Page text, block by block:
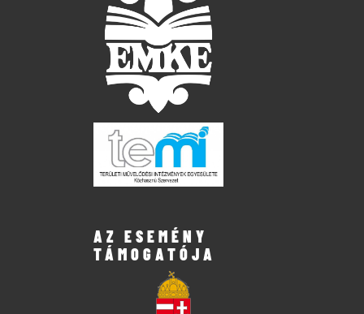
AZ ESEMÉNY
TÁMOGATÓJA